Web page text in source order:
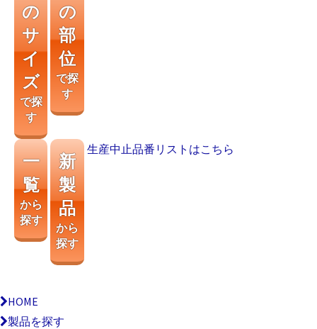
の
サ
イ
ズ
で探
す
の
部
位
で探
す
一
覧
から
探す
新
製
品
から
探す
生産中止品番リストはこちら
HOME
製品を探す